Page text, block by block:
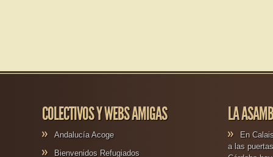
COLECTIVOS Y WEBS AMIGAS
Andalucía Acoge
Bienvenidos Refugiados
LA
En
a las